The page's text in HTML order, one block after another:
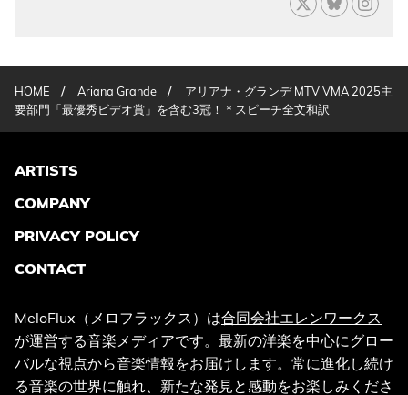
HOME / Ariana Grande /
アリアナ・グランデ MTV VMA 2025主
要部門「最優秀ビデオ賞」を含む3冠！＊スピーチ全文和訳
ARTISTS
COMPANY
PRIVACY POLICY
CONTACT
MeloFlux（メロフラックス）は合同会社エレンワークス
が運営する音楽メディアです。最新の洋楽を中心にグロー
バルな視点から音楽情報をお届けします。常に進化し続け
る音楽の世界に触れ、新たな発見と感動をお楽しみくださ